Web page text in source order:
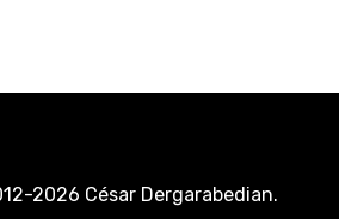
2026 César Dergarabedian.